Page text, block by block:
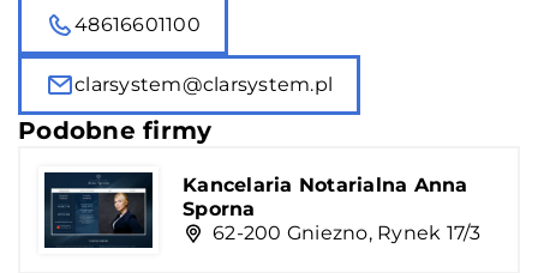
48616601100
clarsystem@clarsystem.pl
Podobne firmy
Kancelaria Notarialna Anna
Sporna
62-200 Gniezno, Rynek 17/3